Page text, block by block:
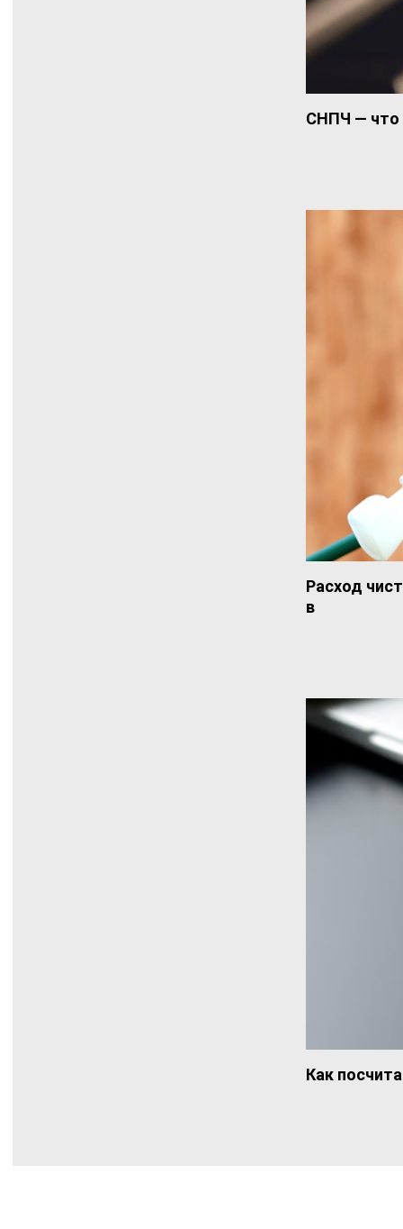
СНПЧ — что
Расход
в
Как